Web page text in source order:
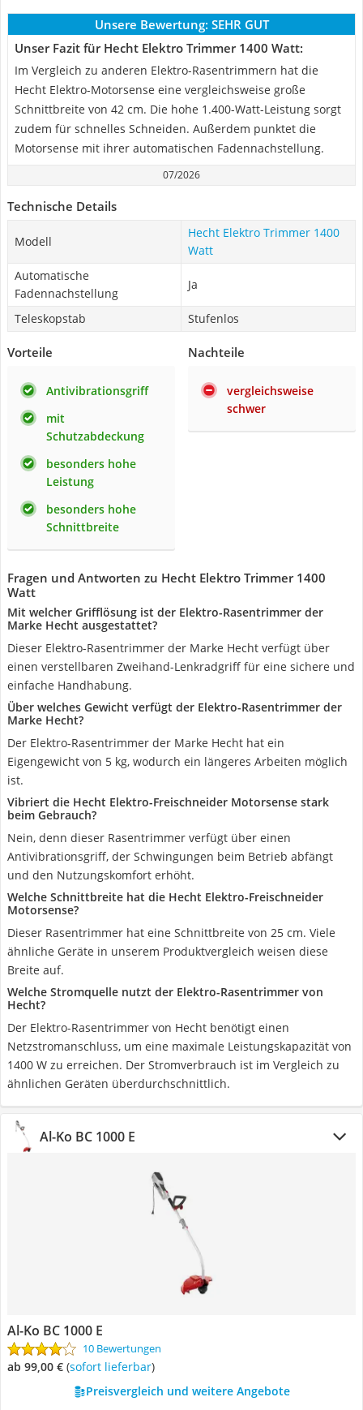
Unsere Bewertung: SEHR GUT
Unser Fazit für Hecht Elektro Trimmer 1400 Watt:
Im Vergleich zu anderen Elektro-Rasentrimmern hat die
Hecht Elektro-Motorsense eine vergleichsweise große
Schnittbreite von 42 cm. Die hohe 1.400-Watt-Leistung sorgt
zudem für schnelles Schneiden. Außerdem punktet die
Motorsense mit ihrer automatischen Fadennachstellung.
07/2026
Technische Details
Modell
Hecht Elektro Trimmer 1400
Watt
Automatische
Fadennachstellung
Ja
Teleskopstab Stufenlos
Vorteile
Antivibrationsgriff
mit
Schutzabdeckung
besonders hohe
Leistung
besonders hohe
Schnittbreite
Nachteile
vergleichsweise
schwer
Fragen und Antworten zu Hecht Elektro Trimmer 1400
Watt
Mit welcher Grifflösung ist der Elektro-Rasentrimmer der
Marke Hecht ausgestattet?
Dieser Elektro-Rasentrimmer der Marke Hecht verfügt über
einen verstellbaren Zweihand-Lenkradgriff für eine sichere und
einfache Handhabung.
Über welches Gewicht verfügt der Elektro-Rasentrimmer der
Marke Hecht?
Der Elektro-Rasentrimmer der Marke Hecht hat ein
Eigengewicht von 5 kg, wodurch ein längeres Arbeiten möglich
ist.
Vibriert die Hecht Elektro-Freischneider Motorsense stark
beim Gebrauch?
Nein, denn dieser Rasentrimmer verfügt über einen
Antivibrationsgriff, der Schwingungen beim Betrieb abfängt
und den Nutzungskomfort erhöht.
Welche Schnittbreite hat die Hecht Elektro-Freischneider
Motorsense?
Dieser Rasentrimmer hat eine Schnittbreite von 25 cm. Viele
ähnliche Geräte in unserem Produktvergleich weisen diese
Breite auf.
Welche Stromquelle nutzt der Elektro-Rasentrimmer von
Hecht?
Der Elektro-Rasentrimmer von Hecht benötigt einen
Netzstromanschluss, um eine maximale Leistungskapazität von
1400 W zu erreichen. Der Stromverbrauch ist im Vergleich zu
ähnlichen Geräten überdurchschnittlich.
Al-Ko BC 1000 E
Al-Ko BC 1000 E
10 Bewertungen
ab 99,00 € ( Sofort lieferbar)
Preisvergleich und weitere Angebote